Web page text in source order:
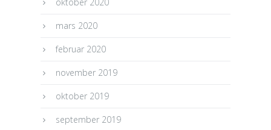
mars 2020
februar 2020
november 2019
oktober 2019
september 2019